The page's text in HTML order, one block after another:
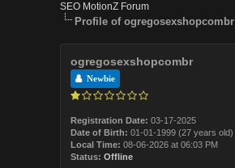
SEO MotionZ Forum
Profile of ogregosexshopcombr
ogregosexshopcombr
Newbie
Registration Date: 03-17-2025
Date of Birth: 01-01-1999 (27 years old)
Local Time: 08-06-2026 at 06:03 PM
Status: Offline